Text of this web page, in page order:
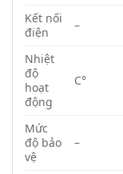
Kết nối
điện
–
Nhiệt
độ
hoạt
động
C°
Mức
độ bảo
vệ
–